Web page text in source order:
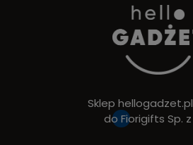
Sklep
do Fiorigifts Sp.